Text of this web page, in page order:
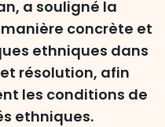
a souligné la
concrète et
ethniques dans
résolution, afin
les conditions de
ethniques.